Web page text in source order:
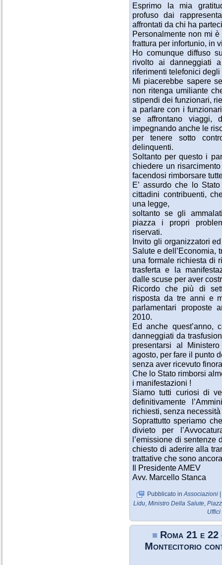
Esprimo la mia
profuso dai
affrontati da chi ha
Personalmente non mi
frattura per infortunio, in
Ho comunque diffuso
rivolto ai danneggiati
riferimenti telefonici
Mi piacerebbe sapere
non ritenga umiliante
stipendi dei funzionari,
a parlare con i
se affrontano viaggi,
impegnando anche le
per tenere sotto
delinquenti.
Soltanto per questo i
chiedere un
facendosi rimborsare
E’ assurdo che lo
cittadini contribuenti,
una legge,
soltanto se gli
piazza i propri
riservati.
Invito gli organizzatori
Salute e dell’Economia,
una formale richiesta di
trasferta e la
dalle scuse per aver
Ricordo che più di
risposta da tre anni e
parlamentari proposte
2010.
Ed anche
danneggiati da
presentarsi al
agosto, per fare il punto
senza aver ricevuto
Che lo Stato rimborsi
i manifestazioni !
Siamo tutti curiosi di
definitivamente
richiesti, senza
Soprattutto speriamo
divieto per
l’emissione di sentenze
chiesto di aderire alla
trattative che sono
Il Presidente AMEV
Avv. Marcello Stanca
Pubblicato inAssociazioni
Lidu Ministro Della Salute
Uffici
Roma 21 e
Montecitorio